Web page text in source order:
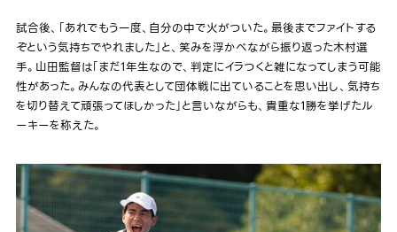
試合後、「あれでもう一度、自分の中で火がついた。最後までファイトする
ぞという気持ちでやれました」と、笑みを浮かべながら振り返った木村選
手。山田監督は「まだ1年生なので、判定にイラつくと雑になってしまう可能
性があった。みんなの代表として団体戦に出ていることを思い出し、気持ち
を切り替えて頑張ってほしかった」と言いながらも、貴重な1勝を挙げたル
ーキーを称えた。